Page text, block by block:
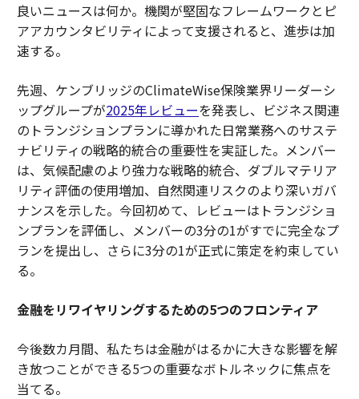
良いニュースは何か。機関が堅固なフレームワークとピ
アアカウンタビリティによって支援されると、進歩は加
速する。
先週、ケンブリッジのClimateWise保険業界リーダーシ
ップグループが2025年レビューを発表し、ビジネス関連
のトランジションプランに導かれた日常業務へのサステ
ナビリティの戦略的統合の重要性を実証した。メンバー
は、気候配慮のより強力な戦略的統合、ダブルマテリア
リティ評価の使用増加、自然関連リスクのより深いガバ
ナンスを示した。今回初めて、レビューはトランジショ
ンプランを評価し、メンバーの3分の1がすでに完全なプ
ランを提出し、さらに3分の1が正式に策定を約束してい
る。
金融をリワイヤリングするための5つのフロンティア
今後数カ月間、私たちは金融がはるかに大きな影響を解
き放つことができる5つの重要なボトルネックに焦点を
当てる。